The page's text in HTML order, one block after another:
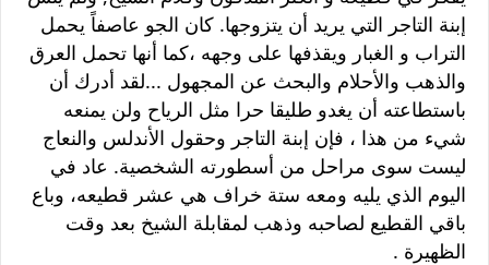
إبنة التاجر التي يريد أن يتزوجها. كان الجو عاصفاً يحمل
التراب و الغبار ويقذفها على وجهه ،كما أنها تحمل العرق
والذهب والأحلام والبحث عن المجهول ...لقد أدرك أن
باستطاعته أن يغدو طليقا حرا مثل الرياح ولن يمنعه
شيء من هذا ، فإن إبنة التاجر وحقول الأندلس والنعاج
ليست سوى مراحل من أسطورته الشخصية. عاد في
اليوم الذي يليه ومعه ستة خراف هي عشر قطيعه، وباع
باقي القطيع لصاحبه وذهب لمقابلة الشيخ بعد وقت
الظهيرة .